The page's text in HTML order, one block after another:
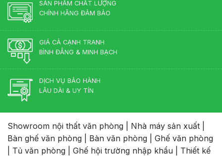
SẢN PHẨM CHẤT LƯỢNG
CHÍNH HÃNG ĐẢM BẢO
GIÁ CẢ CẠNH TRANH
BÌNH ĐẲNG & MINH BẠCH
DỊCH VỤ BẢO HÀNH
LÂU DÀI & UY TÍN
Showroom nội thất văn phòng Nhà máy sản xuất
Bàn ghế văn phòng
Bàn văn phòng
Ghế văn phòng
Tủ văn phòng Ghế hội trường nhập khẩu
Thiết kế